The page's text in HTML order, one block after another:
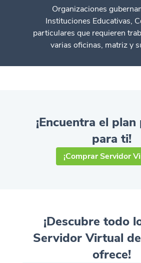
Organizaciones
Instituciones Educativas,
particulares que requieren
varias oficinas, matriz y
¡Encuentra el
para ti!
¡Comprar Servidor
¡Descubre todo
Servidor Virtual
ofrece!